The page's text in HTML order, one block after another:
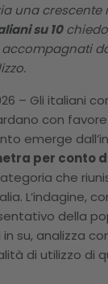
una crescente
su 10
– Gli italiani
con
emerge
per conto
che
L’indagine,
della
in su, analizza
di utilizzo di